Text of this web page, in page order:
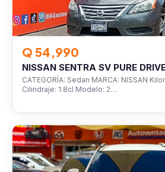
Q 54,990
NISSAN SENTRA SV PURE
CATEGORÍA: Sedan MARCA: NISSAN
Cilindraje: 1.8cl Modelo: 2…
VEHÍCULOS